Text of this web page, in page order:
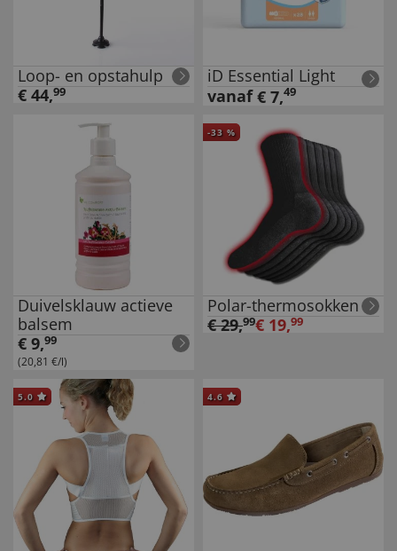
Loop- en opstahulp
€ 44,99
iD Essential Light
vanaf € 7,49
Duivelsklauw actieve
balsem
€ 9,99
(20,81 €/l)
-33 %
Polar-thermosokken
€29,99€ 19,99
5.0 4.6